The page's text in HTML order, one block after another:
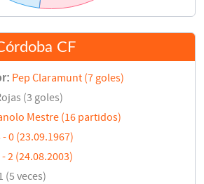
CF
Pep Claramunt (7 goles)
(3 goles)
Mestre (16 partidos)
- 0 (23.09.1967)
- 2 (24.08.2003)
(5 veces)